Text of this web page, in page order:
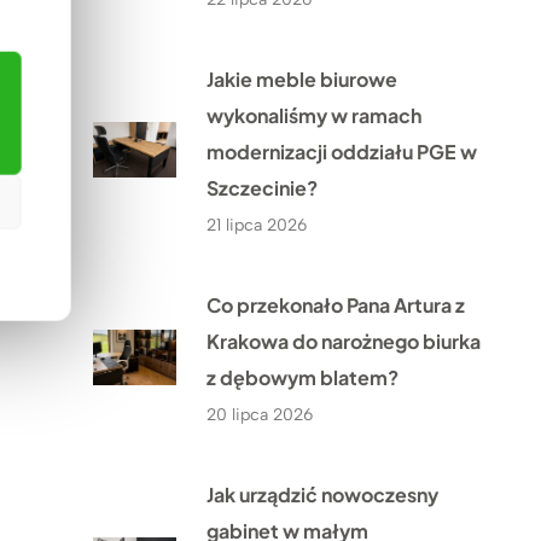
Jakie meble biurowe
wykonaliśmy w ramach
modernizacji oddziału PGE w
Szczecinie?
21 lipca 2026
Co przekonało Pana Artura z
Krakowa do narożnego biurka
z dębowym blatem?
20 lipca 2026
Jak urządzić nowoczesny
gabinet w małym